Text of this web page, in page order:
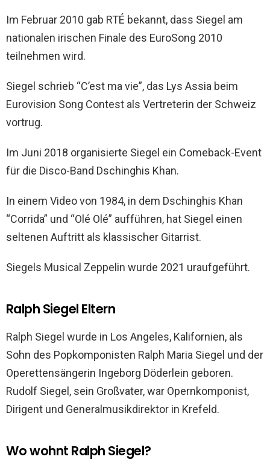
Im Februar 2010 gab RTÉ bekannt, dass Siegel am
nationalen irischen Finale des EuroSong 2010
teilnehmen wird.
Siegel schrieb “C’est ma vie”, das Lys Assia beim
Eurovision Song Contest als Vertreterin der Schweiz
vortrug.
Im Juni 2018 organisierte Siegel ein Comeback-Event
für die Disco-Band Dschinghis Khan.
In einem Video von 1984, in dem Dschinghis Khan
“Corrida” und “Olé Olé” aufführen, hat Siegel einen
seltenen Auftritt als klassischer Gitarrist.
Siegels Musical Zeppelin wurde 2021 uraufgeführt.
Ralph Siegel Eltern
Ralph Siegel wurde in Los Angeles, Kalifornien, als
Sohn des Popkomponisten Ralph Maria Siegel und der
Operettensängerin Ingeborg Döderlein geboren.
Rudolf Siegel, sein Großvater, war Opernkomponist,
Dirigent und Generalmusikdirektor in Krefeld.
Wo wohnt Ralph Siegel?